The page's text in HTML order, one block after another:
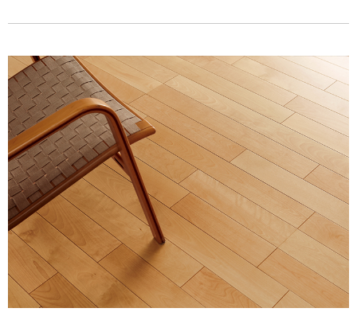
尺寸(厚×宽×长㎜)
每梱包装数
价格 (不含税)
12×145×1,818
12枚(約1坪＝3.16㎡)装
￥44,000/梱(￥13,930/㎡)
12×303×1,818
6枚(1坪＝3.3㎡)装
￥38,000/梱(￥11,520/